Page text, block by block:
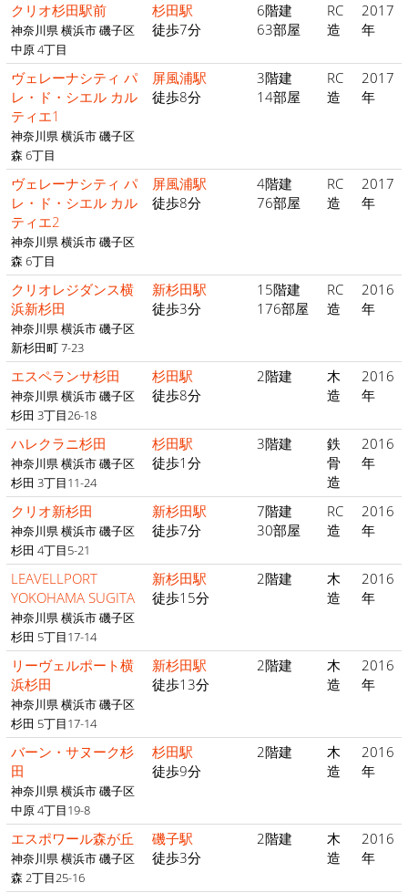
クリオ杉田駅前
神奈川県 横浜市 磯子区
中原 4丁目
杉田駅
徒歩7分
6階建
63部屋
RC
造
2017
年
ヴェレーナシティ パ
レ・ド・シエル カル
ティエ1
神奈川県 横浜市 磯子区
森 6丁目
屏風浦駅
徒歩8分
3階建
14部屋
RC
造
2017
年
ヴェレーナシティ パ
レ・ド・シエル カル
ティエ2
神奈川県 横浜市 磯子区
森 6丁目
屏風浦駅
徒歩8分
4階建
76部屋
RC
造
2017
年
クリオレジダンス横
浜新杉田
神奈川県 横浜市 磯子区
新杉田町 7-23
新杉田駅
徒歩3分
15階建
176部屋
RC
造
2016
年
エスペランサ杉田
神奈川県 横浜市 磯子区
杉田 3丁目26-18
杉田駅
徒歩8分
2階建
木
造
2016
年
ハレクラニ杉田
神奈川県 横浜市 磯子区
杉田 3丁目11-24
杉田駅
徒歩1分
3階建
鉄
骨
造
2016
年
クリオ新杉田
神奈川県 横浜市 磯子区
杉田 4丁目5-21
新杉田駅
徒歩7分
7階建
30部屋
RC
造
2016
年
LEAVELLPORT
YOKOHAMA SUGITA
神奈川県 横浜市 磯子区
杉田 5丁目17-14
新杉田駅
徒歩15分
2階建
木
造
2016
年
リーヴェルポート横
浜杉田
神奈川県 横浜市 磯子区
杉田 5丁目17-14
新杉田駅
徒歩13分
2階建
木
造
2016
年
バーン・サヌーク杉
田
神奈川県 横浜市 磯子区
中原 4丁目19-8
杉田駅
徒歩9分
2階建
木
造
2016
年
エスポワール森が丘
神奈川県 横浜市 磯子区
森 2丁目25-16
磯子駅
徒歩3分
2階建
木
造
2016
年